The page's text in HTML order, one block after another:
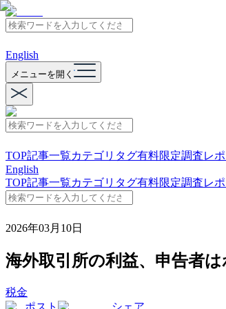
English
メニューを開く
TOP記事一覧カテゴリ タグ有料限定調査レポ
English
TOP記事一覧カテゴリ タグ有料限定調査レポ
2026年03月10日
海外取引所の利益、申告者
税金
ポスト
シェア